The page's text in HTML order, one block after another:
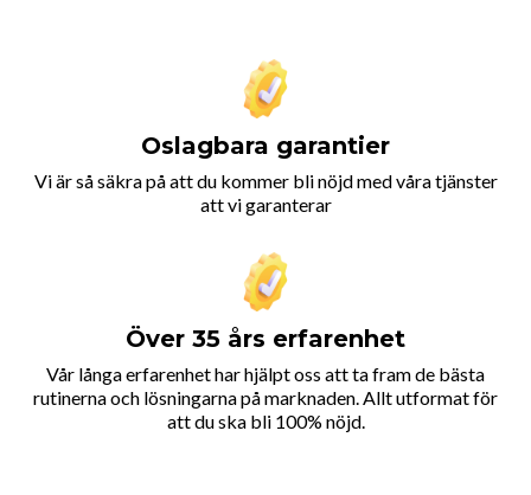
Oslagbara garantier
Vi är så säkra på att du kommer bli nöjd med våra tjänster
att vi garanterar
Över 35 års erfarenhet
Vår långa erfarenhet har hjälpt oss att ta fram de bästa
rutinerna och lösningarna på marknaden. Allt utformat för
att du ska bli 100% nöjd.